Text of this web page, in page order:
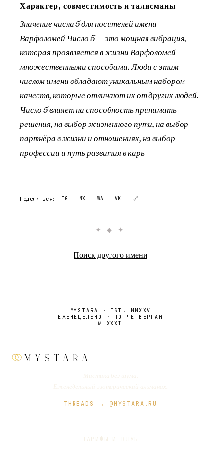
Характер, совместимость и талисманы
Значение числа 5 для носителей имени
Варфоломей Число 5 — это мощная вибрация,
которая проявляется в жизни Варфоломей
множественными способами. Люди с этим
числом имени обладают уникальным набором
качеств, которые отличают их от других людей.
Число 5 влияет на способность принимать
решения, на выбор жизненного пути, на выбор
партнёра в жизни и отношениях, на выбор
профессии и путь развития в карь
Поделиться: TG MX WA VK 🔗
✦ ◆ ✦
Поиск другого имени
MYSTARA · EST. MMXXV
ЕЖЕНЕДЕЛЬНО · ПО ЧЕТВЕРГАМ
№ XXXI
MYSTARA
THREADS → @MYSTARA.RU
ТАРИФЫ И КЛУБ